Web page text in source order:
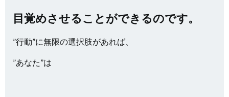
目覚めさせることができるのです。
”行動”に無限の選択肢があれば、
”あなた”は